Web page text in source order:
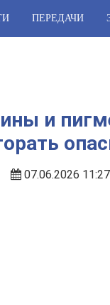
ПЕРЕДАЧИ
и
07.06.2026 11:27